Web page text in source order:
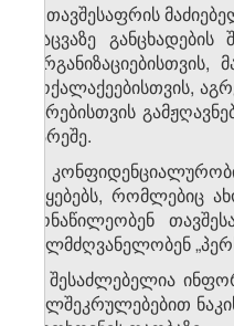
1. თავშესაფრის
დაცვაზე
მოქალაქეებისთვის,
პირებისთვის
გარეშე.
2.
უწყებებს, რომლებიც
მონაწილეობენ
ხელმძღვანელობენ
3. შესაძლებელია
ხელშეკრულებებით